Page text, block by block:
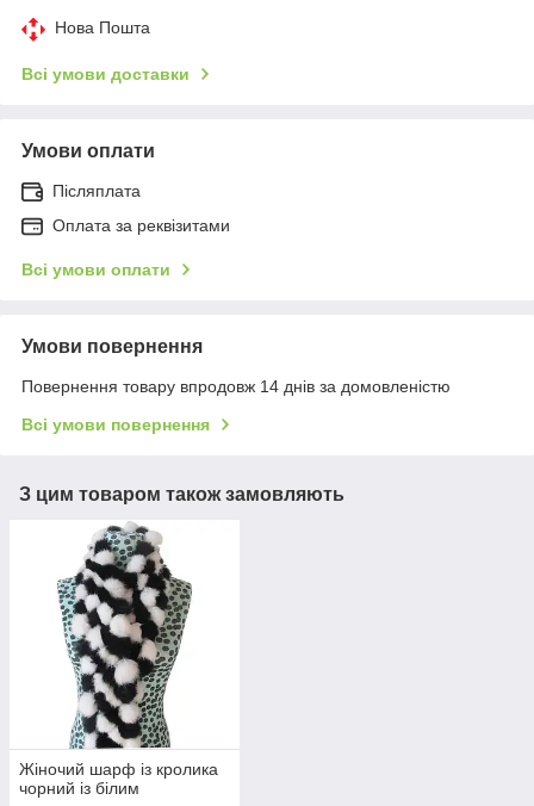
Нова Пошта
Всі умови доставки
Умови оплати
Післяплата
Оплата за реквізитами
Всі умови оплати
Умови повернення
Повернення товару впродовж 14 днів за домовленістю
Всі умови повернення
З цим товаром також замовляють
Жіночий шарф із кролика
чорний із білим